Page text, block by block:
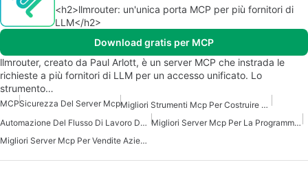
<h2>llmrouter: un'unica porta MCP per più fornitori di
LLM</h2>
Download gratis per MCP
llmrouter, creato da Paul Arlott, è un server MCP che instrada le
richieste a più fornitori di LLM per un accesso unificato. Lo
strumento…
MCPSicurezza Del Server Mcp
Migliori Strumenti Mcp Per Costruire Agenti Ai
Automazione Del Flusso Di Lavoro Del Server Mcp
Migliori Server Mcp Per La Programmazione
Migliori Server Mcp Per Vendite Aziendali Marketing